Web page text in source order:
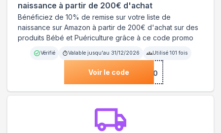
naissance à partir de 200€ d'achat
Bénéficiez de 10% de remise sur votre liste de
naissance sur Amazon à partir de 200€ d'achat sur des
produits Bébé et Puériculture grâce à ce code promo
Vérifié Valable jusqu'au 31/12/2026 Utilisé 101 fois
Voir le code***TE10